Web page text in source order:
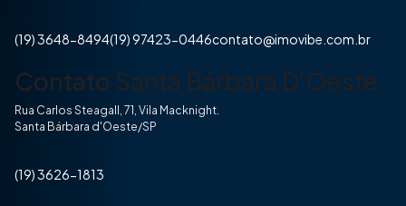
(19) 3648-8494(19) 97423-0446contato@imovibe.com.br
Contato Santa Bárbara D'Oeste
Rua Carlos Steagall, 71, Vila Macknight.
Santa Bárbara d'Oeste/SP
(19) 3626-1813